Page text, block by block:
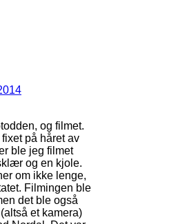
og filmet.
på håret av
ble jeg filmet
og en kjole.
om ikke lenge,
Filmingen ble
det ble også
et kamera)